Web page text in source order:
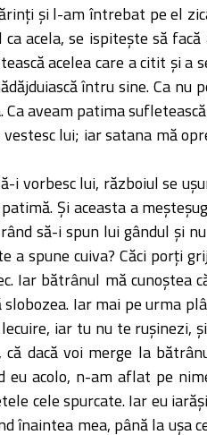
şi l-am întrebat pe el
acela, se ispiteşte să
acelea care a citit şi
întru sine. Ca
aveam patima
lui; iar satana mă
i vorbesc lui, războiul se
Şi aceasta a
să-i spun lui gândul şi
spune cuiva? Căci porţi
Iar bătrânul mă cunoştea
Iar mai pe urma
iar tu nu te ruşinezi,
dacă voi merge la
eu acolo, n-am aflat pe
cele spurcate. Iar eu
înaintea mea, până la uşa